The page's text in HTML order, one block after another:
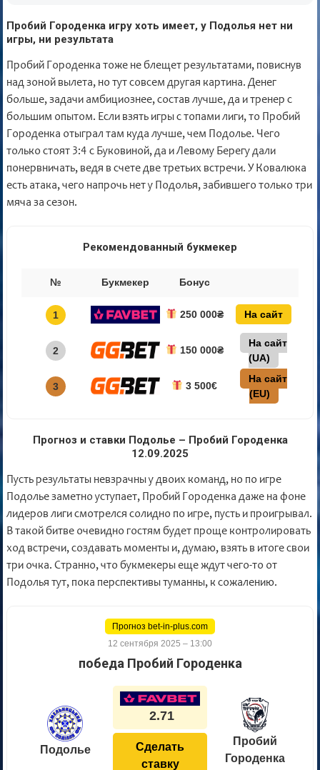
Пробий Городенка игру хоть имеет, у Подолья нет ни
игры, ни результата
Пробий Городенка тоже не блещет результатами, повиснув
над зоной вылета, но тут совсем другая картина. Денег
больше, задачи амбициознее, состав лучше, да и тренер с
большим опытом. Если взять игры с топами лиги, то Пробий
Городенка отыграл там куда лучше, чем Подолье. Чего
только стоят 3:4 с Буковиной, да и Левому Берегу дали
понервничать, ведя в счете две третьих встречи. У Ковалюка
есть атака, чего напрочь нет у Подолья, забившего только три
мяча за сезон.
Рекомендованный букмекер
№ Букмекер Бонус
1 250 000₴ На сайт
2 150 000₴
На сайт
(UA)
3 3 500€
На сайт
(EU)
Прогноз и ставки Подолье – Пробий Городенка
12.09.2025
Пусть результаты невзрачны у двоих команд, но по игре
Подолье заметно уступает, Пробий Городенка даже на фоне
лидеров лиги смотрелся солидно по игре, пусть и проигрывал.
В такой битве очевидно гостям будет проще контролировать
ход встречи, создавать моменты и, думаю, взять в итоге свои
три очка. Странно, что букмекеры еще ждут чего-то от
Подолья тут, пока перспективы туманны, к сожалению.
Прогноз bet-in-plus.com
12 сентября 2025 – 13:00
победа Пробий Городенка
Подолье
2.71
Сделать
ставку
Пробий
Городенка